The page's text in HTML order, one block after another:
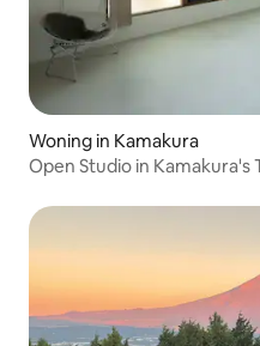
vanaf 12.00 uur / 1 persoon
(inclusief voorbereiding van
zomerzwembad, reserveren
noodzakelijk) - Wijziging in
gasten: ±5.750 yen voor
minder persoon ・
accommodatiegebouw:
- Buitenvuren mogen
tot 22.00 uur ・ Je kunt tot
uitchecken vrij gebruik
amusementsfaciliteiten in de
Woning in Kamakura
Open Studio in Kamakura's